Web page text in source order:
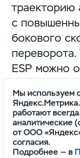
траекторию
с
бокового
ESP можно
появилась
Вместе с
Мы используем
работают
аналитические
от ООО
согласия.
Подробнее — в